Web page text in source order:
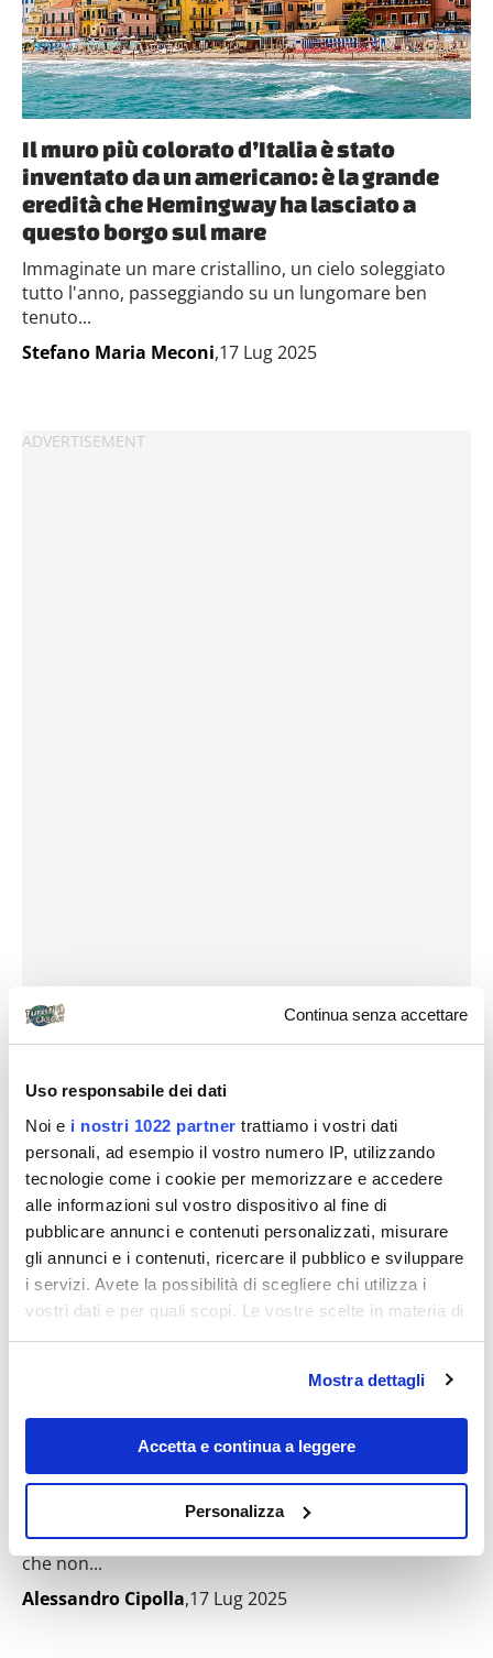
Continua senza accettare
Uso responsabile dei dati
Noi e i nostri 1022 partner trattiamo i vostri dati
personali, ad esempio il vostro numero IP, utilizzando
tecnologie come i cookie per memorizzare e accedere
alle informazioni sul vostro dispositivo al fine di
pubblicare annunci e contenuti personalizzati, misurare
gli annunci e i contenuti, ricercare il pubblico e sviluppare
i servizi. Avete la possibilità di scegliere chi utilizza i
vostri dati e per quali scopi. Le vostre scelte in materia di
privacy sono applicabili solo su questa proprietà digitale
modificare o revocare il proprio consenso in qualsiasi
momento dalla Dichiarazione sui cookie o facendo clic
sull'icona di attivazione della privacy.
raccogliere informazioni sulla tua posizione
geografica, con un'approssimazione di qualche
Identificare il tuo dispositivo, scansionandolo
Mostra dettagli
Accetta e continua a leggere
Personalizza
Il muro più colorato d’Italia è stato
inventato da un americano: è la grande
eredità che Hemingway ha lasciato a
questo borgo sul mare
Immaginate un mare cristallino, un cielo soleggiato
tutto l'anno, passeggiando su un lungomare ben
tenuto...
Stefano Maria Meconi,17 Lug 2025
Destinazioni
A Positano c’è l’hotel più lussuoso
d’Italia: da Eduardo a Gregory Peck, tutti
sono passati da qui
Quando si parla di turismo a Positano il primo
pensiero automaticamente va al San Pietro, un hotel
che non...
Alessandro Cipolla,17 Lug 2025